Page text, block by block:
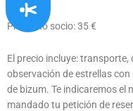
Precio no socio: 35 €
El precio incluye: transporte,
observación de estrellas
de bizum. Te indicaremos el
mandado tu petición de